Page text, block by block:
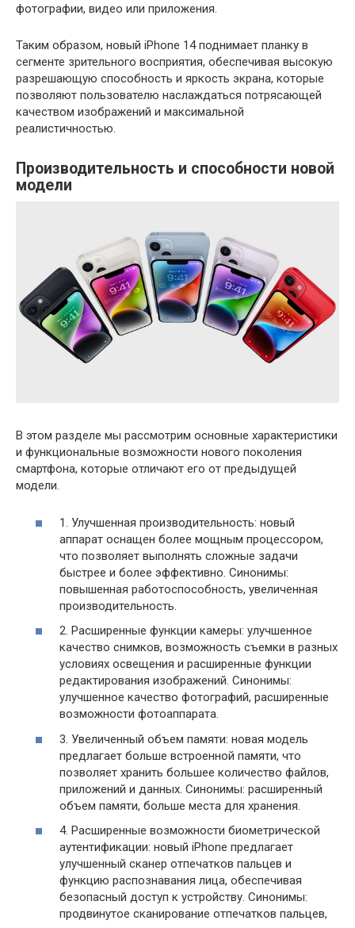
фотографии, видео или приложения.
Таким образом, новый iPhone 14 поднимает планку в
сегменте зрительного восприятия, обеспечивая высокую
разрешающую способность и яркость экрана, которые
позволяют пользователю наслаждаться потрясающей
качеством изображений и максимальной
реалистичностью.
Производительность и способности новой
модели
В этом разделе мы рассмотрим основные характеристики
и функциональные возможности нового поколения
смартфона, которые отличают его от предыдущей
модели.
1. Улучшенная производительность: новый
аппарат оснащен более мощным процессором,
что позволяет выполнять сложные задачи
быстрее и более эффективно. Синонимы:
повышенная работоспособность, увеличенная
производительность.
2. Расширенные функции камеры: улучшенное
качество снимков, возможность съемки в разных
условиях освещения и расширенные функции
редактирования изображений. Синонимы:
улучшенное качество фотографий, расширенные
возможности фотоаппарата.
3. Увеличенный объем памяти: новая модель
предлагает больше встроенной памяти, что
позволяет хранить большее количество файлов,
приложений и данных. Синонимы: расширенный
объем памяти, больше места для хранения.
4. Расширенные возможности биометрической
аутентификации: новый iPhone предлагает
улучшенный сканер отпечатков пальцев и
функцию распознавания лица, обеспечивая
безопасный доступ к устройству. Синонимы:
продвинутое сканирование отпечатков пальцев,